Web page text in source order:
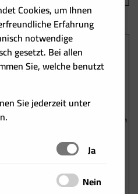
2020 sind die
wieder um 5 % gestiegen.
Cookies, um Ihnen
Erfahrung
notwendige
gesetzt. Bei allen
Sie, welche benutzt
Sie jederzeit unter
Schalten
Ja
Funktionieren der Website
nicht deaktiviert
SchaltenNein